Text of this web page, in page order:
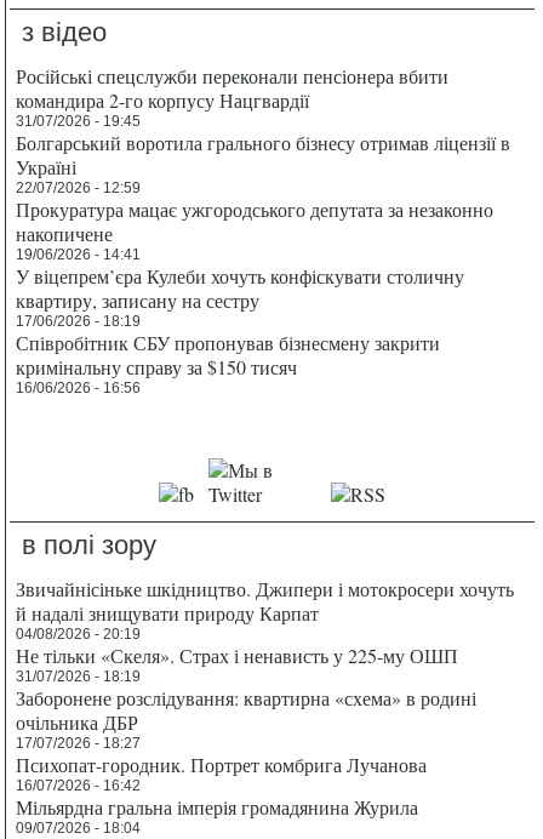
з відео
Російські спецслужби переконали пенсіонера вбити
командира 2-го корпусу Нацгвардії
31/07/2026 - 19:45
Болгарський воротила грального бізнесу отримав ліцензії в
Україні
22/07/2026 - 12:59
Прокуратура мацає ужгородського депутата за незаконно
накопичене
19/06/2026 - 14:41
У віцепрем’єра Кулеби хочуть конфіскувати столичну
квартиру, записану на сестру
17/06/2026 - 18:19
Співробітник СБУ пропонував бізнесмену закрити
кримінальну справу за $150 тисяч
16/06/2026 - 16:56
в полі зору
Звичайнісіньке шкідництво. Джипери і мотокросери хочуть
й надалі знищувати природу Карпат
04/08/2026 - 20:19
Не тільки «Скеля». Страх і ненависть у 225-му ОШП
31/07/2026 - 18:19
Заборонене розслідування: квартирна «схема» в родині
очільника ДБР
17/07/2026 - 18:27
Психопат-городник. Портрет комбрига Лучанова
16/07/2026 - 16:42
Мільярдна гральна імперія громадянина Журила
09/07/2026 - 18:04